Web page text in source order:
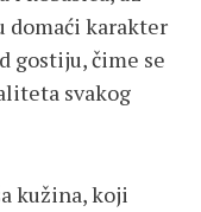
domaći karakter
gostiju, čime se
svakog
kužina, koji